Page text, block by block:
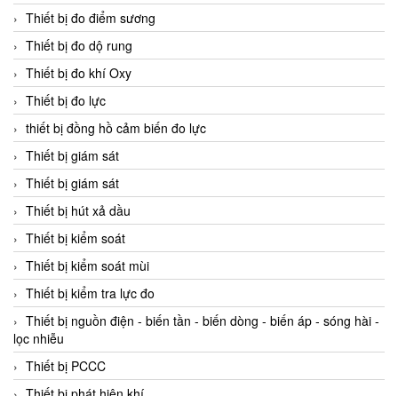
Thiết bị đo điểm sương
Thiết bị đo dộ rung
Thiết bị đo khí Oxy
Thiết bị đo lực
thiết bị đồng hồ cảm biến đo lực
Thiết bị giám sát
Thiết bị giám sát
Thiết bị hút xả dầu
Thiết bị kiểm soát
Thiết bị kiểm soát mùi
Thiết bị kiểm tra lực đo
Thiết bị nguồn điện - biến tần - biến dòng - biến áp - sóng hài -
lọc nhiễu
Thiết bị PCCC